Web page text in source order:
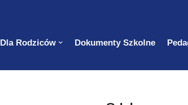
Dla Rodziców Dokumenty Szkolne